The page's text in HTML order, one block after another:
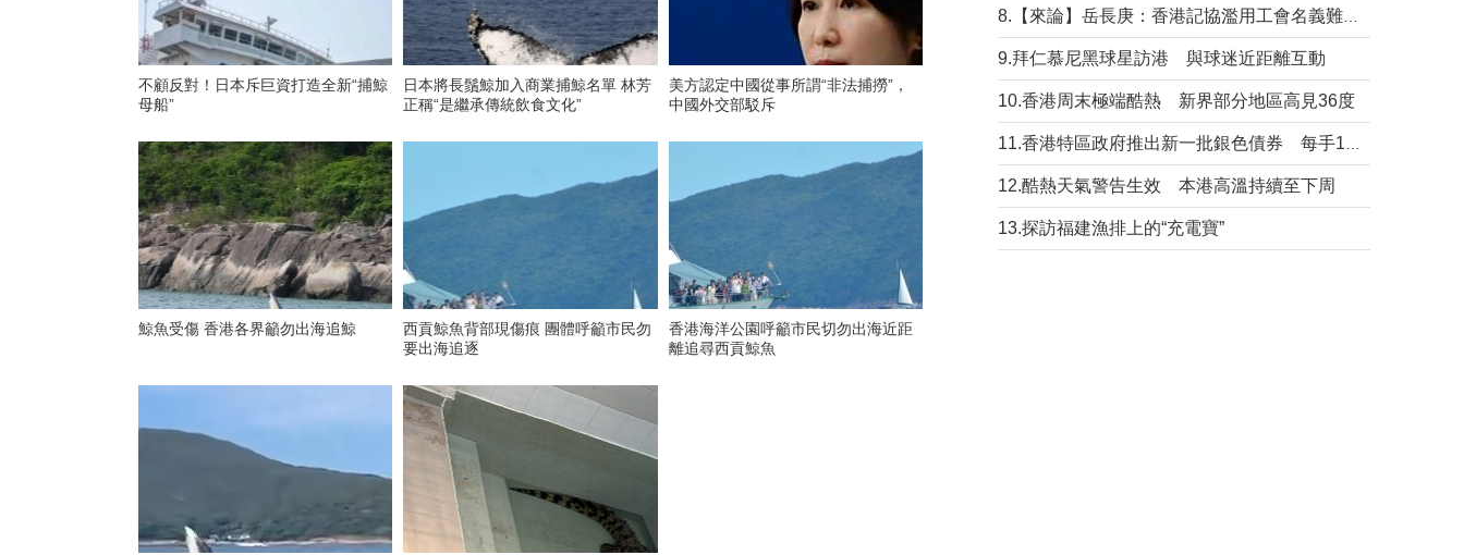
不顧反對！日本斥巨資打造全新“捕鯨
母船”
日本將長鬚鯨加入商業捕鯨名單 林芳
正稱“是繼承傳統飲食文化”
美方認定中國從事所謂“非法捕撈”，
中國外交部駁斥
鯨魚受傷 香港各界籲勿出海追鯨
西貢鯨魚背部現傷痕 團體呼籲市民勿
要出海追逐
香港海洋公園呼籲市民切勿出海近距
離追尋西貢鯨魚
9.拜仁慕尼黑球星訪港 與球迷近距離互動
10.香港周末極端酷熱 新界部分地區高見36度
12.酷熱天氣警告生效 本港高溫持續至下周
13.探訪福建漁排上的“充電寶”